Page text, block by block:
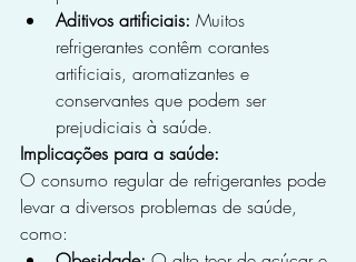
Aditivos artificiais: Muitos
refrigerantes contêm corantes
artificiais, aromatizantes e
conservantes que podem ser
prejudiciais à saúde.
Implicações para a saúde:
O consumo regular de refrigerantes pode
levar a diversos problemas de saúde,
como: